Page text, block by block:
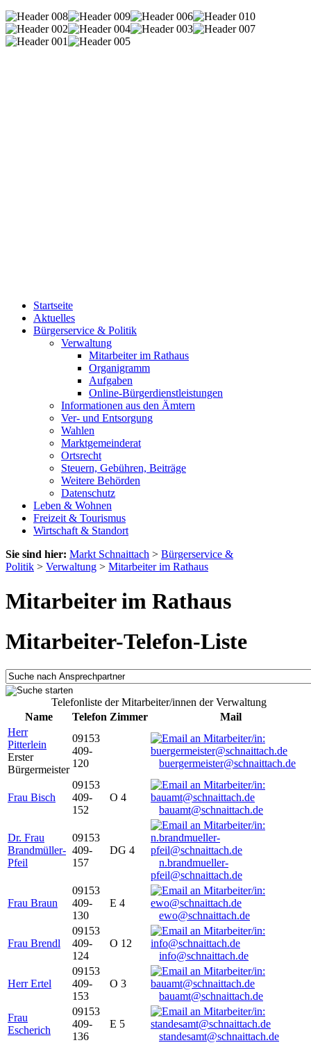
Startseite
Aktuelles
Bürgerservice & Politik
Verwaltung
Mitarbeiter im Rathaus
Organigramm
Aufgaben
Online-Bürgerdienstleistungen
Informationen aus den Ämtern
Ver- und Entsorgung
Wahlen
Marktgemeinderat
Ortsrecht
Steuern, Gebühren, Beiträge
Weitere Behörden
Datenschutz
Leben & Wohnen
Freizeit & Tourismus
Wirtschaft & Standort
Sie sind hier: Markt Schnaittach > Bürgerservice &
Politik > Verwaltung > Mitarbeiter im Rathaus
Mitarbeiter im Rathaus
Mitarbeiter-Telefon-Liste
Telefonliste der Mitarbeiter/innen der Verwaltung
Name
Telefon Zimmer
Mail
Herr
Pitterlein
Erster
Bürgermeister
09153
409-
120
buergermeister@schnaittach.de
Frau Bisch
09153
409-
152
O 4
bauamt@schnaittach.de
Dr. Frau
Brandmüller-
Pfeil
09153
409-
157
DG 4
n.brandmueller-
pfeil@schnaittach.de
Frau Braun
09153
409-
130
E 4
ewo@schnaittach.de
Frau Brendl
09153
409-
124
O 12
info@schnaittach.de
Herr Ertel
09153
409-
153
O 3
bauamt@schnaittach.de
Frau
Escherich
09153
409-
136
E 5
standesamt@schnaittach.de